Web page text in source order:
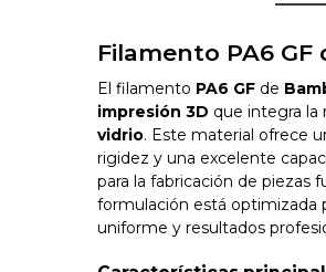
Filamento PA6
El filamento PA6 GF de
impresión 3D que integra la
vidrio. Este material ofrece
rigidez y una excelente
para la fabricación de piezas
formulación está optimizada
uniforme y resultados